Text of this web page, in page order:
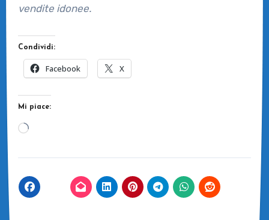
vendite idonee.
Condividi:
Facebook X
Mi piace:
Caricamento